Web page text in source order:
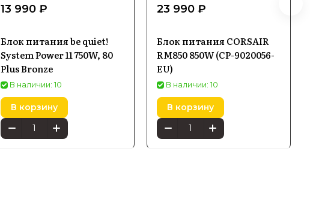
13 990 ₽
Блок питания be quiet!
System Power 11 750W, 80
Plus Bronze
В наличии: 10
В корзину
23 990 ₽
Блок питания CORSAIR
RM850 850W (CP-9020056-
EU)
В наличии: 10
В корзину